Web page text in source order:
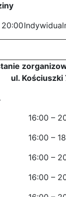
20:00
ul. Kościuszki
16:00 –
16:00 –
16:00 –
16:00 –